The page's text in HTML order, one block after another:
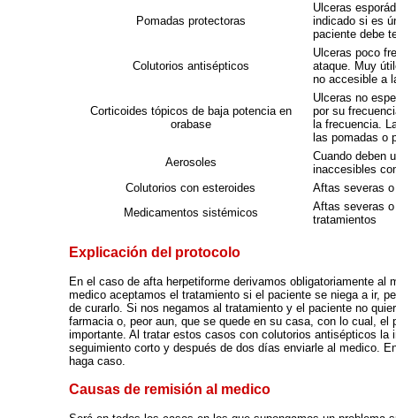
Pomadas protectoras
Ulceras
indicado si es
paciente debe
Colutorios antisépticos
Ulceras poco
ataque. Muy
no accesible a
Corticoides tópicos de baja potencia en
orabase
Ulceras no
por su
la frecuencia.
las pomadas o
Aerosoles
Cuando deben
inaccesibles
Colutorios con esteroides
Aftas severas
Medicamentos sistémicos
Aftas severas
tratamientos
Explicación del protocolo
En el caso de afta herpetiforme derivamos obligatoriamente
medico aceptamos el tratamiento si el paciente se niega a ir,
de curarlo. Si nos negamos al tratamiento y el paciente no
farmacia o, peor aun, que se quede en su casa, con lo cual, el
importante. Al tratar estos casos con colutorios antisépticos la
seguimiento corto y después de dos días enviarle al medico.
haga caso.
Causas de remisión al medico